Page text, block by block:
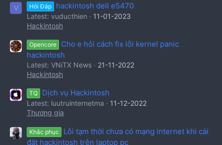
V Hỏi Đáp hackintosh dell e5470
Latest: vuducthien
11-01-2023
Hackintosh
Opencore
Cho e hỏi cách fix lỗi kernel panic
hackintosh
Latest: VNiTX News
21-11-2022
Hackintosh
TQ Dịch vụ Hackintosh
Latest: luutruinternetma
11-12-2022
Thương gia
Khắc phục
Lỗi tạm thời chưa có mạng internet khi cài
đặt hackintosh trên laptop pc